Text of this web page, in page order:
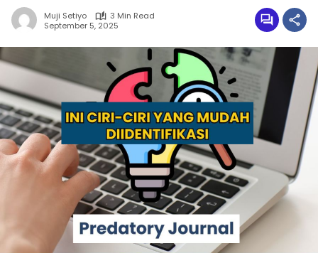
Muji Setiyo
3 Min Read
September 5, 2025